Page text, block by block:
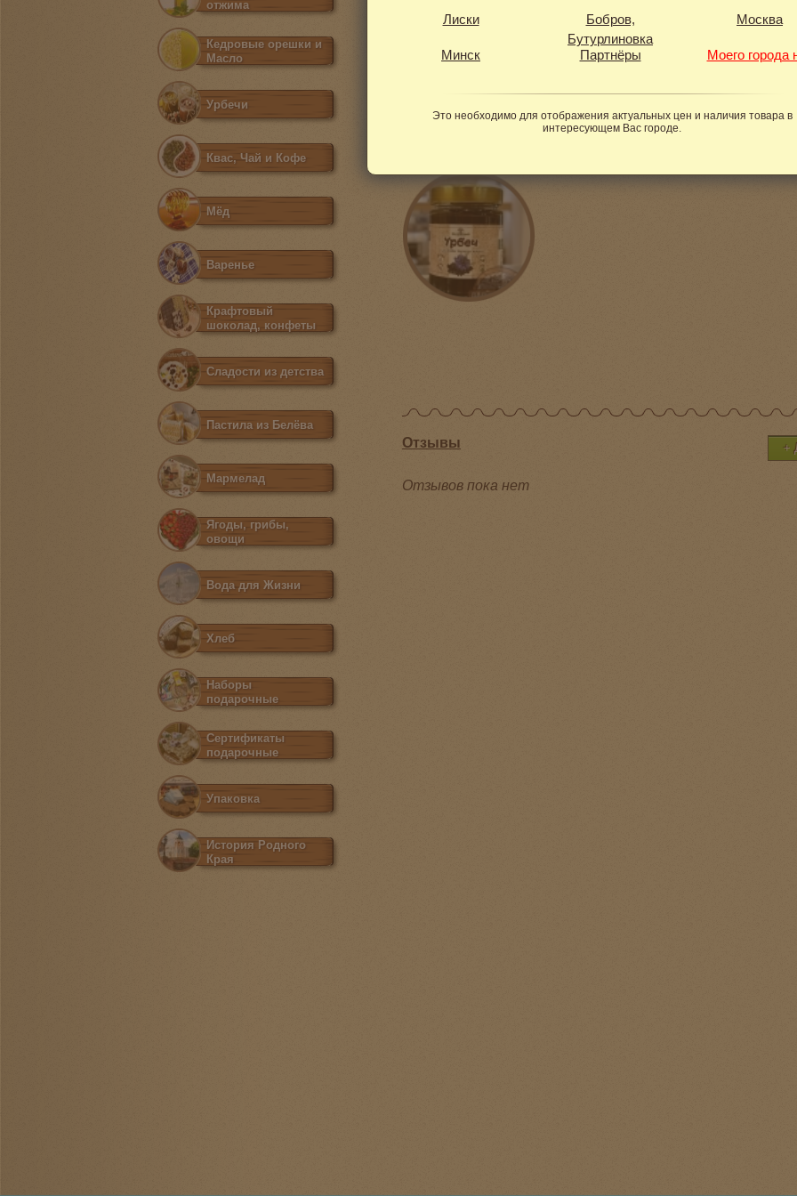
Лиски
Бобров,
Бутурлиновка
Москва
Минск Партнёры Моего города
Это необходимо для отображения актуальных цен и наличия товара в
интересующем Вас городе.
Открытую банку хранить в холодильнике
Отзывы
Отзывов пока нет
отжима
Кедровые орешки и
Масло
Урбечи
Квас, Чай и Кофе
Мёд
Варенье
Крафтовый
шоколад, конфеты
Сладости из детства
Пастила из Белёва
Мармелад
Ягоды, грибы,
овощи
Вода для Жизни
Хлеб
Наборы
подарочные
Сертификаты
подарочные
Упаковка
История Родного
Края